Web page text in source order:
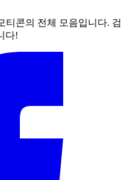
티콘의 전체 모음입니다. 검
다!